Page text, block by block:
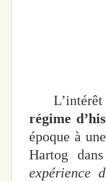
L’intérêt
régime
époque à
Hartog
expérience